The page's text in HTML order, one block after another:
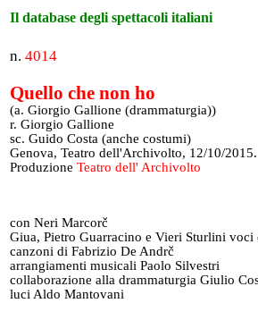
Il database degli spettacoli italiani
n. 4014
Quello che non ho
(a. Giorgio Gallione (drammaturgia))
r. Giorgio Gallione
sc. Guido Costa (anche costumi)
Genova, Teatro dell'Archivolto, 12/10/2015.
Produzione Teatro dell' Archivolto
con Neri Marcorč
Giua, Pietro Guarracino e Vieri Sturlini voci
canzoni di Fabrizio De Andrč
arrangiamenti musicali Paolo Silvestri
collaborazione alla drammaturgia Giulio
luci Aldo Mantovani